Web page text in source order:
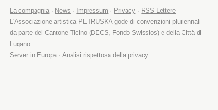
La compagnia · News · Impressum · Privacy · RSS Lettere
L'Associazione artistica PETRUSKA gode di convenzioni pluriennali
da parte del Cantone Ticino (DECS, Fondo Swisslos) e della Città di
Lugano.
Server in Europa · Analisi rispettosa della privacy